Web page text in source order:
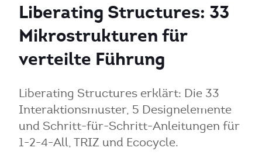
Liberating Structures: 33
Mikrostrukturen für
verteilte Führung
Liberating Structures erklärt: Die 33
Interaktionsmuster, 5 Designelemente
und Schritt-für-Schritt-Anleitungen für
1-2-4-All, TRIZ und Ecocycle.